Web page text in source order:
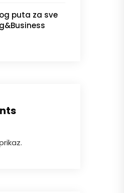
puta za sve